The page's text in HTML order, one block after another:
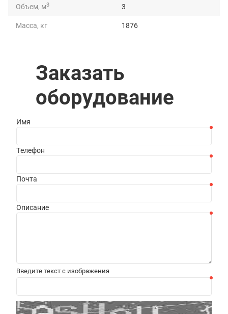
Объем, м3
3
Масса, кг
1876
Длина, мм
Ширина, мм
1535
Высота, мм
1382
Заказать
оборудование
Имя
Телефон
Почта
Описание
Введите текст с изображения